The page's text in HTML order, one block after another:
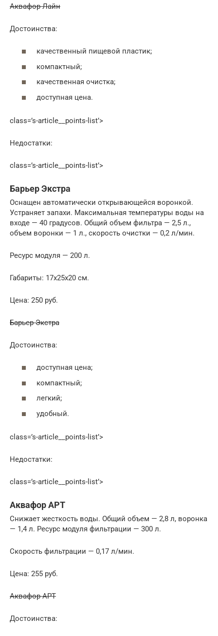
Аквафор Лайн
Достоинства:
качественный пищевой пластик;
компактный;
качественная очистка;
доступная цена.
class=’s-article__points-list’>
Недостатки:
class=’s-article__points-list’>
Барьер Экстра
Оснащен автоматически открывающейся воронкой.
Устраняет запахи. Максимальная температуры воды на
входе — 40 градусов. Общий объем фильтра — 2,5 л.,
объем воронки — 1 л., скорость очистки — 0,2 л/мин.
Ресурс модуля — 200 л.
Габариты: 17х25х20 см.
Цена: 250 руб.
Барьер Экстра
Достоинства:
доступная цена;
компактный;
легкий;
удобный.
class=’s-article__points-list’>
Недостатки:
class=’s-article__points-list’>
Аквафор АРТ
Снижает жесткость воды. Общий объем — 2,8 л, воронка
— 1,4 л. Ресурс модуля фильтрации — 300 л.
Скорость фильтрации — 0,17 л/мин.
Цена: 255 руб.
Аквафор АРТ
Достоинства: